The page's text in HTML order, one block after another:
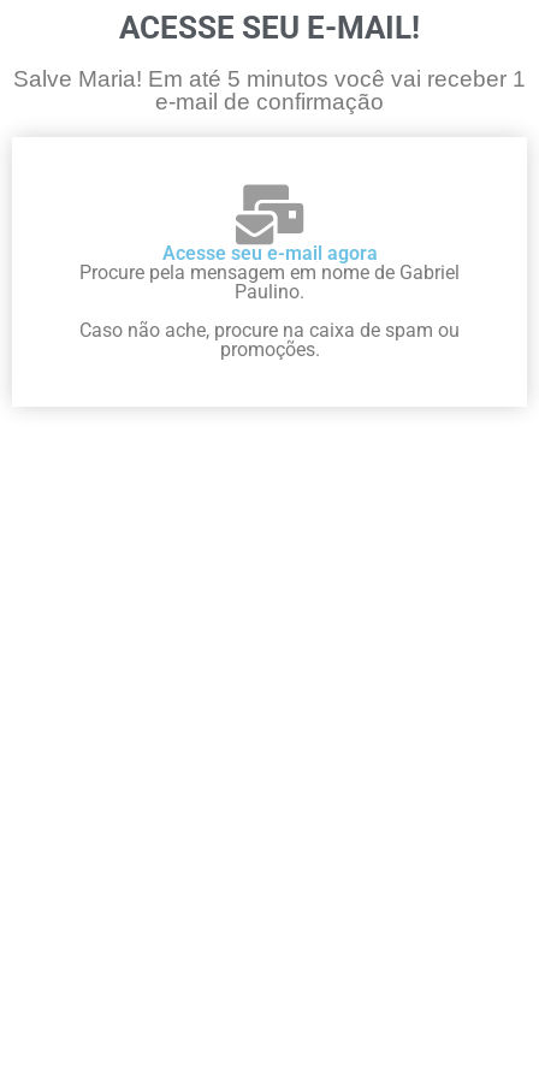
ACESSE SEU E-MAIL!
Salve Maria! Em até 5 minutos você vai receber 1
e-mail de confirmação
Acesse seu e-mail agora
Procure pela mensagem em nome de Gabriel
Paulino.
Caso não ache, procure na caixa de spam ou
promoções.